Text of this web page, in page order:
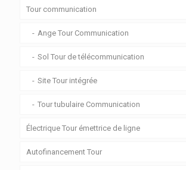
Tour communication
Ange Tour Communication
Sol Tour de télécommunication
Site Tour intégrée
Tour tubulaire Communication
Électrique Tour émettrice de ligne
Autofinancement Tour